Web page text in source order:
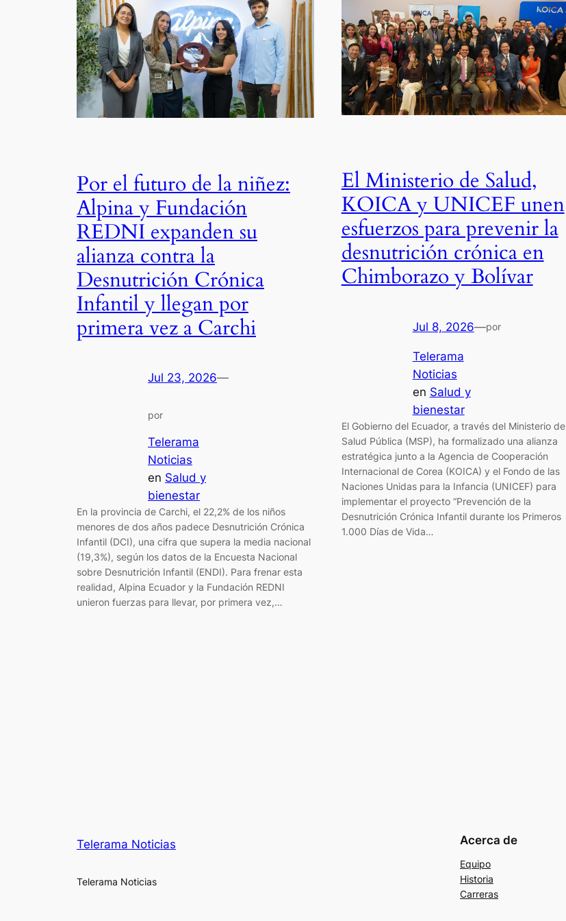
Por el futuro de la niñez:
Alpina y Fundación
REDNI expanden su
alianza contra la
Desnutrición Crónica
Infantil y llegan por
primera vez a Carchi
Jul 23, 2026—
por
Telerama
Noticias
en Salud y
bienestar
En la provincia de Carchi, el 22,2% de los niños
menores de dos años padece Desnutrición Crónica
Infantil (DCI), una cifra que supera la media nacional
(19,3%), según los datos de la Encuesta Nacional
sobre Desnutrición Infantil (ENDI). Para frenar esta
realidad, Alpina Ecuador y la Fundación REDNI
unieron fuerzas para llevar, por primera vez,…
El Ministerio de Salud,
KOICA y UNICEF unen
esfuerzos para prevenir la
desnutrición crónica en
Chimborazo y Bolívar
Jul 8, 2026—por
Telerama
Noticias
en Salud y
bienestar
El Gobierno del Ecuador, a través del Ministerio de
Salud Pública (MSP), ha formalizado una alianza
estratégica junto a la Agencia de Cooperación
Internacional de Corea (KOICA) y el Fondo de las
Naciones Unidas para la Infancia (UNICEF) para
implementar el proyecto “Prevención de la
Desnutrición Crónica Infantil durante los Primeros
1.000 Días de Vida…
Telerama Noticias
Telerama Noticias
Acerca de
Equipo
Historia
Carreras